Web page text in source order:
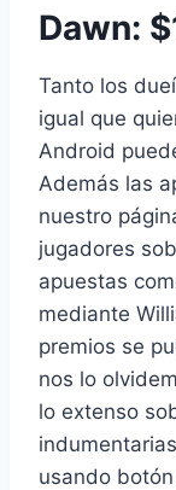
Dawn:
Tanto los
igual que
Android
Además las
nuestro
jugadores
apuestas
mediante
premios se
nos lo
lo extenso
usando